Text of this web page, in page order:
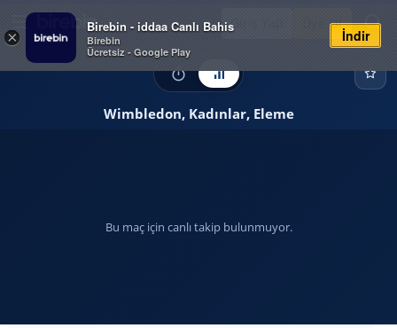
×
Birebin - iddaa Canlı Bahis
Birebin
Ücretsiz - Google Play
İndir
Giriş Yap Üye Ol
Wimbledon, Kadınlar, Eleme
Bu maç için canlı takip bulunmuyor.